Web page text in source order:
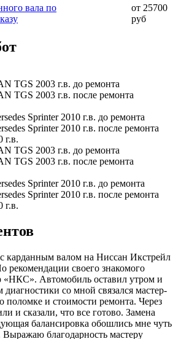
вала по
от 25700
руб
г.в.
г.в.
карданным валом на Ниссан Икстрейл
рекомендации своего знакомого
«НКС». Автомобиль оставил утром и
диагностики со мной связался мастер-
и стоимости ремонта. Через
и сказали, что все готово. Замена
балансировка обошлись мне чуть
благодарность мастеру